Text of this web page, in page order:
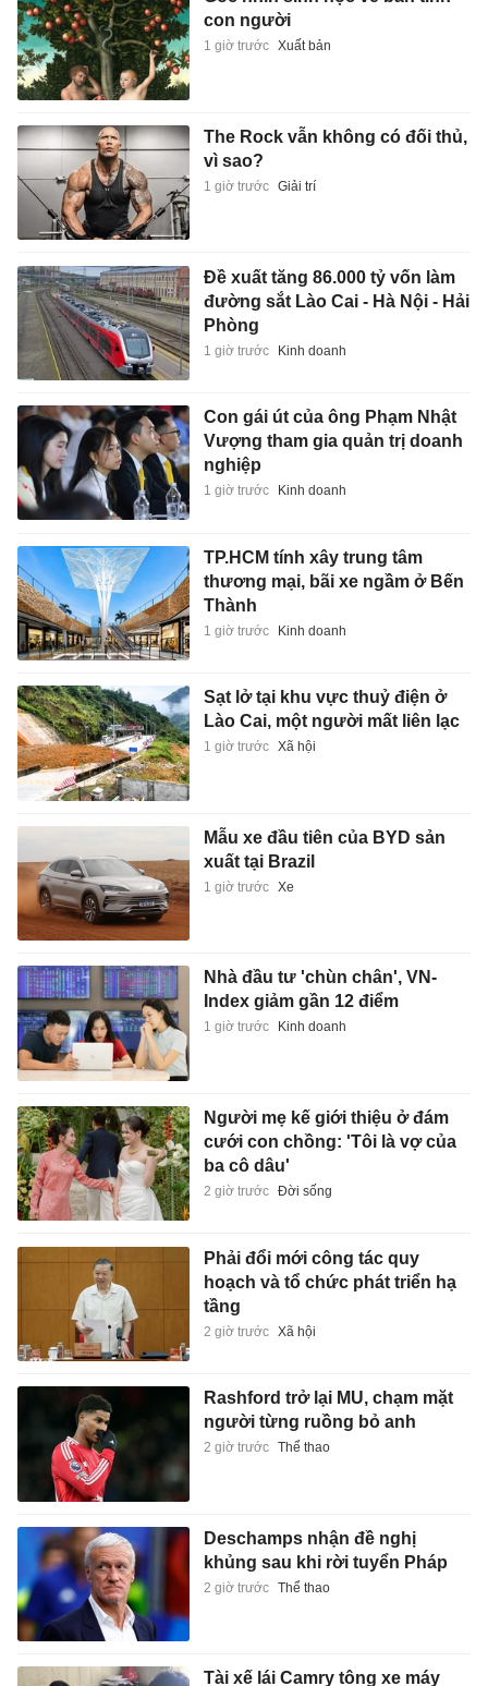
con người
1 giờ trước Xuất bản
The Rock vẫn không có đối thủ,
vì sao?
1 giờ trước Giải trí
Đề xuất tăng 86.000 tỷ vốn làm
đường sắt Lào Cai - Hà Nội - Hải
Phòng
1 giờ trước Kinh doanh
Con gái út của ông Phạm Nhật
Vượng tham gia quản trị doanh
nghiệp
1 giờ trước Kinh doanh
TP.HCM tính xây trung tâm
thương mại, bãi xe ngầm ở Bến
Thành
1 giờ trước Kinh doanh
Sạt lở tại khu vực thuỷ điện ở
Lào Cai, một người mất liên lạc
1 giờ trước Xã hội
Mẫu xe đầu tiên của BYD sản
xuất tại Brazil
1 giờ trước Xe
Nhà đầu tư 'chùn chân', VN-
Index giảm gần 12 điểm
1 giờ trước Kinh doanh
Người mẹ kế giới thiệu ở đám
cưới con chồng: 'Tôi là vợ của
ba cô dâu'
2 giờ trước Đời sống
Phải đổi mới công tác quy
hoạch và tổ chức phát triển hạ
tầng
2 giờ trước Xã hội
Rashford trở lại MU, chạm mặt
người từng ruồng bỏ anh
2 giờ trước Thể thao
Deschamps nhận đề nghị
khủng sau khi rời tuyển Pháp
2 giờ trước Thể thao
Tài xế lái Camry tông xe máy